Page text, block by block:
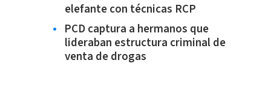
elefante con técnicas RCP
PCD captura a hermanos que
lideraban estructura criminal de
venta de drogas